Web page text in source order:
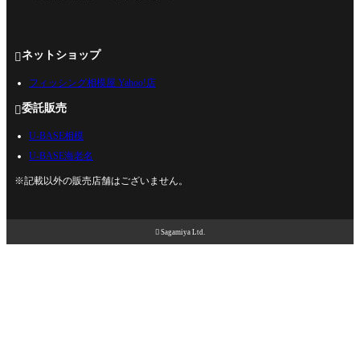
ネットショップ
フィッシング相模屋 Yahoo!店
委託販売
U-BASE相模
U-BASE海老名
※記載以外の販売店舗はございません。
 Sagamiya Ltd.